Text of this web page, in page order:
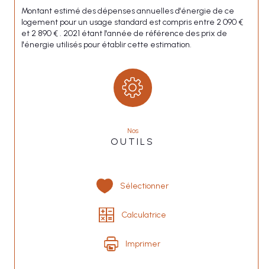
Montant estimé des dépenses annuelles d'énergie de ce
logement pour un usage standard est compris entre 2 090 €
et 2 890 € . 2021 étant l'année de référence des prix de
l'énergie utilisés pour établir cette estimation.
Nos
OUTILS
Sélectionner
Calculatrice
Imprimer